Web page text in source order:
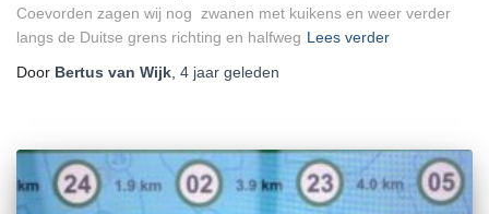
Coevorden zagen wij nog zwanen met kuikens en weer verder
langs de Duitse grens richting en halfweg Lees verder
Door Bertus van Wijk, 4 jaar geleden